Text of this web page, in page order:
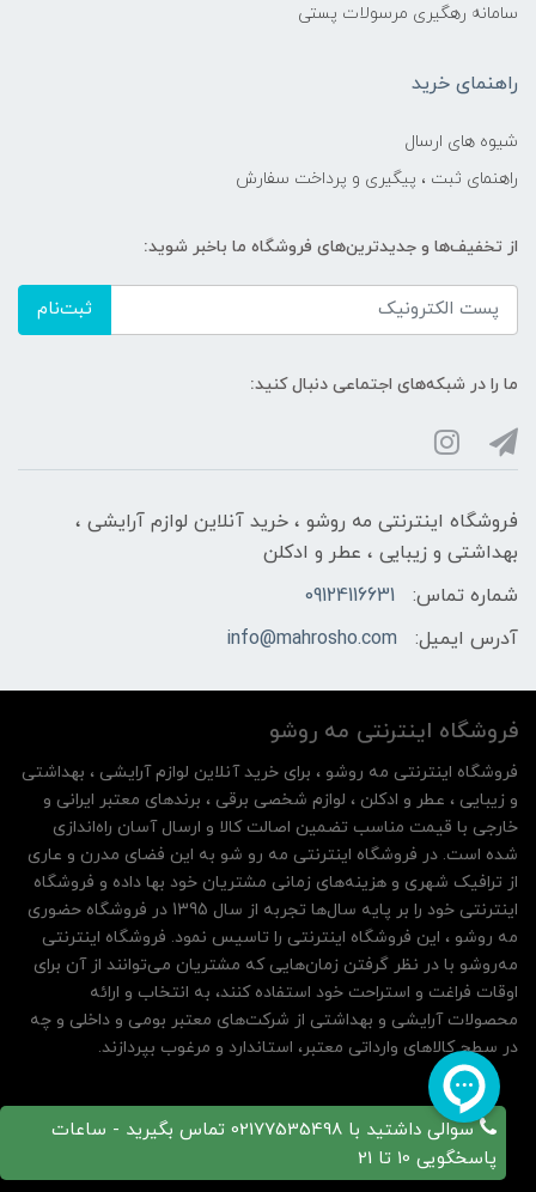
سامانه رهگیری مرسولات پستی
راهنمای خرید
شیوه های ارسال
راهنمای ثبت ، پیگیری و پرداخت سفارش
از تخفیف‌ها و جدیدترین‌های فروشگاه ما باخبر شوید:
ثبت‌نام
ما را در شبکه‌های اجتماعی دنبال کنید:
فروشگاه اینترنتی مه‌ رو‌شو ، خرید آنلاین لوازم آرایشی ،
بهداشتی و زیبایی ، عطر و ادکلن
شماره تماس:
09124116631
آدرس ایمیل:
info@mahrosho.com
سوالی داشتید با 02177535498 تماس بگیرید - ساعات
پاسخگویی 10 تا 21
فروشگاه اینترنتی مه‌ رو‌شو
فروشگاه اینترنتی مه‌ رو‌شو ، برای خرید آنلاین لوازم آرایشی ، بهداشتی
و زیبایی ، عطر و ادکلن ، لوازم شخصی برقی ، برندهای معتبر ایرانی و
خارجی با قیمت مناسب تضمین اصالت کالا و ارسال آسان راه‌اندازی
شده است. در فروشگاه اینترنتی مه رو شو به این فضای مدرن و عاری
از ترافیک شهری و هزینه‌های زمانی مشتریان خود بها داده و فروشگاه
اینترنتی خود را بر پایه سال‌ها تجربه از سال 1395 در فروشگاه حضوری
مه روشو ، این فروشگاه اینترنتی را تاسیس نمود. فروشگاه اینترنتی
مه‌رو‌شو با در نظر گرفتن زمان‌هایی که مشتریان می‌توانند از آن‌ برای
اوقات فراغت و استراحت خود استفاده کنند، به انتخاب و ارائه
محصولات آرایشی و بهداشتی از شرکت‌های معتبر بومی و داخلی و چه
در سطح کالاهای وارداتی معتبر، استاندارد و مرغوب بپردازند.